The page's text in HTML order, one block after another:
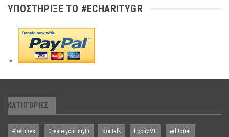
ΥΠΟΣΤΉΡΙΞΕ ΤΟ #ECHARITYGR
ΚΑΤΗΓΟΡΊΕΣ
#hellines Create your myth doctalk EconoME editorial